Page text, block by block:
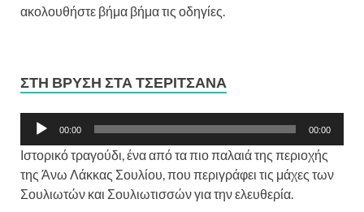
ακολουθήστε βήμα βήμα τις οδηγίες.
ΣΤΗ ΒΡΎΣΗ ΣΤΑ ΤΣΕΡΊΤΣΑΝΑ
Πρόγραμμα
Ήχου
00:00 00:00
Ιστορικό τραγούδι, ένα από τα πιο παλαιά της περιοχής
της Άνω Λάκκας Σουλίου, που περιγράφει τις μάχες των
Σουλιωτών και Σουλιωτισσών για την ελευθερία.